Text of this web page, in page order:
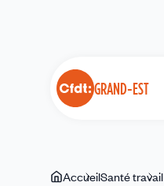
GRAND-EST
VousAccueilSanté travail